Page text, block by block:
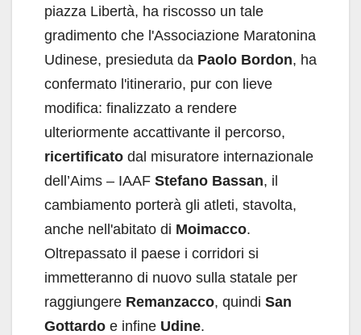
piazza Libertà, ha riscosso un tale
gradimento che l'Associazione Maratonina
Udinese, presieduta da Paolo Bordon, ha
confermato l'itinerario, pur con lieve
modifica: finalizzato a rendere
ulteriormente accattivante il percorso,
ricertificato dal misuratore internazionale
dell’Aims – IAAF Stefano Bassan, il
cambiamento porterà gli atleti, stavolta,
anche nell'abitato di Moimacco.
Oltrepassato il paese i corridori si
immetteranno di nuovo sulla statale per
raggiungere Remanzacco, quindi San
Gottardo e infine Udine.